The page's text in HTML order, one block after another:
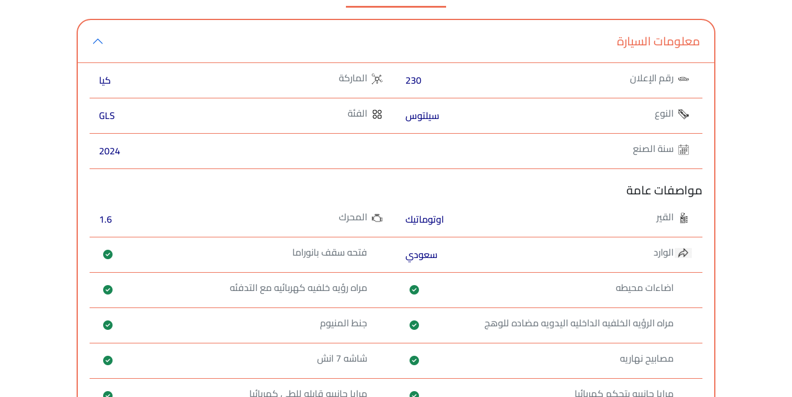
معلومات السيارة
رقم الإعلان 230 الماركة
كيا
النوع
سيلتوس الفئة
GLS
سنة الصنع
2024
مواصفات عامة
القير اوتوماتيك المحرك
1.6
الوارد
سعودي
فتحه سقف بانوراما
اضاءات محيطه
مراه رؤيه خلفيه كهربائيه مع التدفئه
مراه الرؤيه الخلفيه الداخليه اليدويه مضاده للوهج
جنط المنيوم
مصابيح نهاريه
شاشه 7 انش
مرايا جانبيه بتحكم كهربائيا
مرايا جانبيه قابله للطي كهربائيا